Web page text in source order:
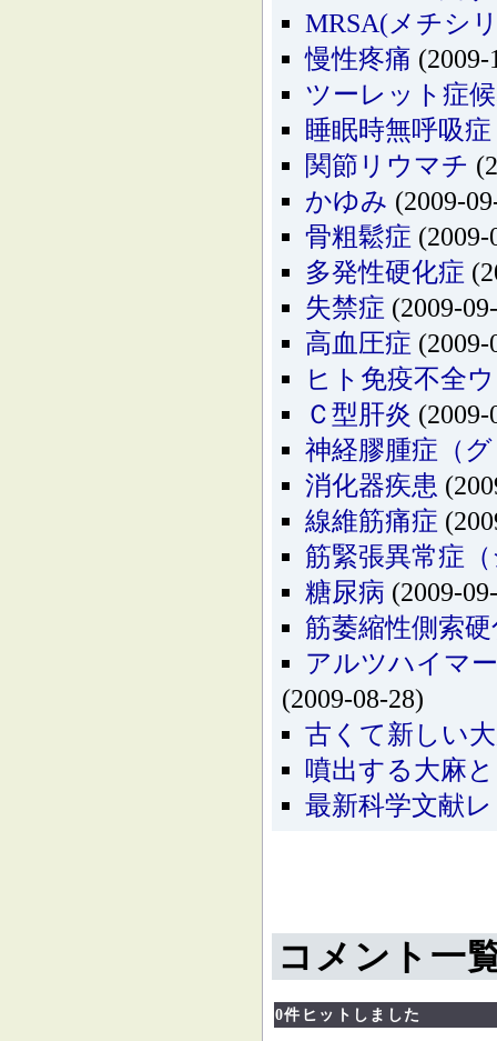
MRSA(メチシ
慢性疼痛 (2009-
ツーレット症
睡眠時無呼吸症
関節リウマチ
かゆみ (2009-
骨粗鬆症 (2009-
多発性硬化症
失禁症 (2009-
高血圧症 (2009-
ヒト免疫不全
Ｃ型肝炎 (2009-
神経膠腫症（
消化器疾患
線維筋痛症
筋緊張異常症
糖尿病 (2009-
筋萎縮性側索
アルツハイマ
(2009-08-28)
古くて新しい
噴出する大麻
最新科学文献
コメント一
0件ヒットしました